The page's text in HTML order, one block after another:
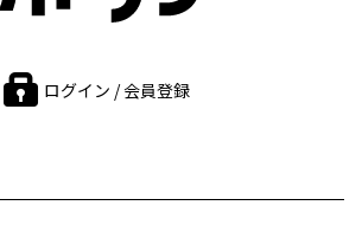
ログイン / 会員登録